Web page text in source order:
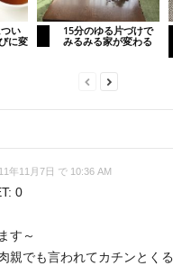
い
に変
15分のゆる片づけで
みるみる家が変わる
年11月7日 で 10:36 AM
0
す～
親でも言われてカチンとく